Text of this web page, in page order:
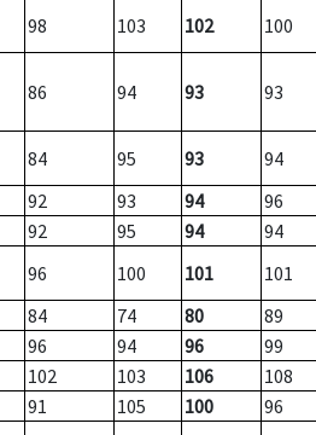
98 103 102 100
86 94 93 93
84 95 93
94
92 93 94
96
92 95 94
94
96 100 101
101
84 74 80
89
96 94 96
99
102 103 106
108
91 105 100
96